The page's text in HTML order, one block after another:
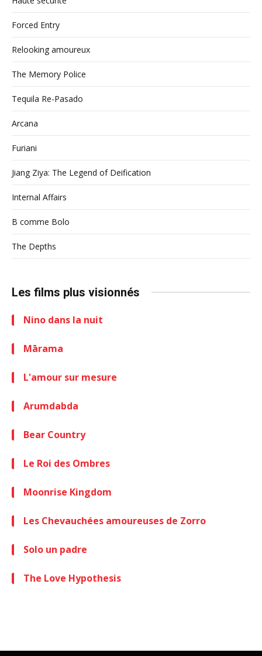
Forced Entry
Relooking amoureux
The Memory Police
Tequila Re-Pasado
Arcana
Furiani
Jiang Ziya: The Legend of Deification
Internal Affairs
B comme Bolo
The Depths
Les films plus visionnés
Nino dans la nuit
Mārama
L'amour sur mesure
Arumdabda
Bear Country
Le Roi des Ombres
Moonrise Kingdom
Les Chevauchées amoureuses de Zorro
Solo un padre
The Love Hypothesis